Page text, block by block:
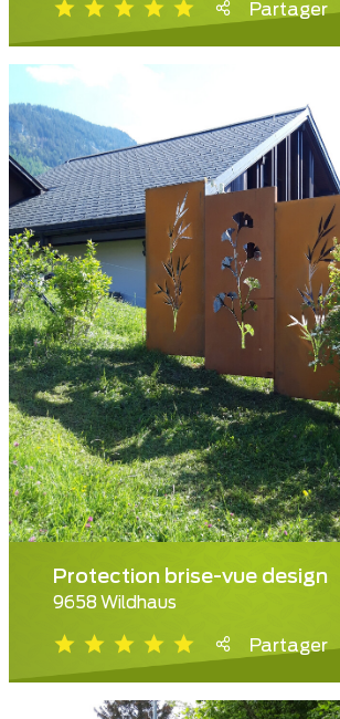
Partager
Protection brise-vue design
9658 Wildhaus
Partager